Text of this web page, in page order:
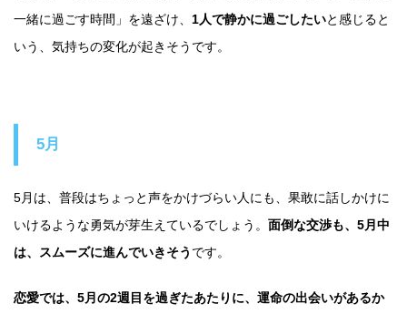
一緒に過ごす時間」を遠ざけ、 1人で静かに過ごしたいと感じると
いう、気持ちの変化が起きそうです。
5月
5月は、普段はちょっと声をかけづらい人にも、果敢に話しかけに
いけるような勇気が芽生えているでしょう。 面倒な交渉も、5月中
は、スムーズに進んでいきそう です。
恋愛では、5月の2週目を過ぎたあたりに、運命の出会いがあるか